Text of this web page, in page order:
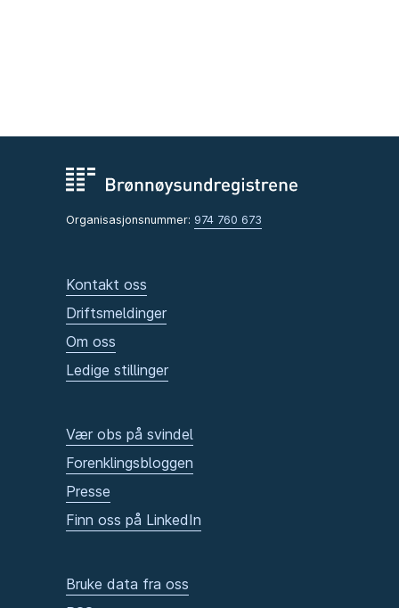
Organisasjonsnummer: 974 760 673
Kontakt oss
Driftsmeldinger
Om oss
Ledige stillinger
Vær obs på svindel
Forenklingsbloggen
Presse
Finn oss på LinkedIn
Bruke data fra oss